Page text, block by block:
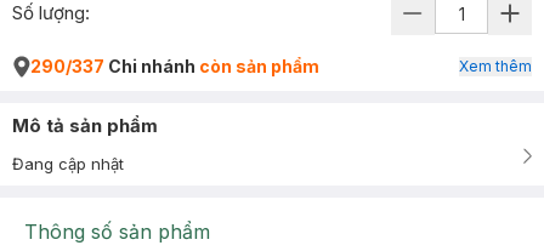
Số lượng:
290/337 Chi nhánh còn sản phẩm Xem thêm
Mô tả sản phẩm
Đang cập nhật
Thông số sản phẩm